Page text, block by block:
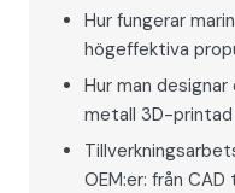
Hur fungerar
högeffektiva
Hur man
metall 3D-
OEM:er: från